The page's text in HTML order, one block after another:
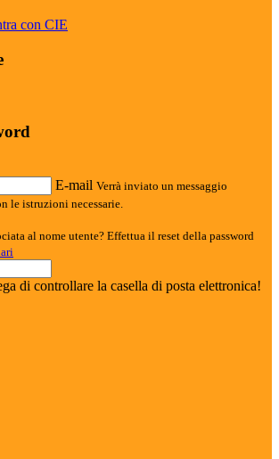
con CIE
E-mail Verrà inviato un messaggio
le istruzioni necessarie.
al nome utente? Effettua il reset della password
di controllare la casella di posta elettronica!